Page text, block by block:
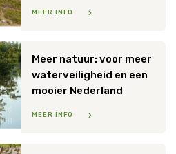
MEER INFO
Meer natuur: voor meer
waterveiligheid en een
mooier Nederland
MEER INFO